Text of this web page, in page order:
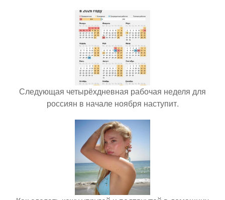
Следующая четырёхдневная рабочая неделя для
россиян в начале ноября наступит.